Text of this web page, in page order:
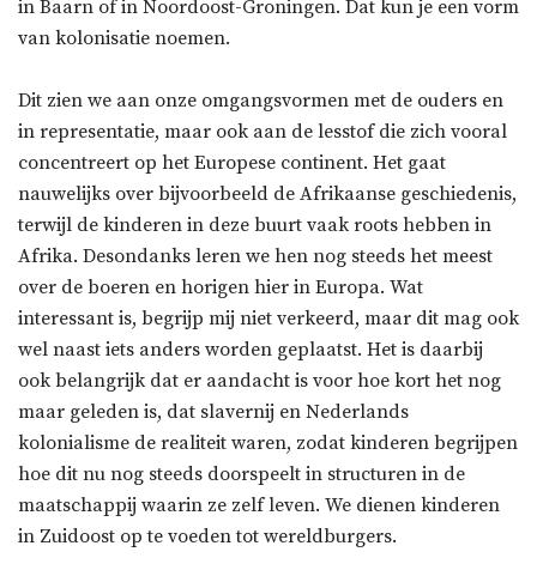
in Baarn of in Noordoost-Groningen. Dat kun je een vorm
van kolonisatie noemen.
Dit zien we aan onze omgangsvormen met de ouders en
in representatie, maar ook aan de lesstof die zich vooral
concentreert op het Europese continent. Het gaat
nauwelijks over bijvoorbeeld de Afrikaanse geschiedenis,
terwijl de kinderen in deze buurt vaak roots hebben in
Afrika. Desondanks leren we hen nog steeds het meest
over de boeren en horigen hier in Europa. Wat
interessant is, begrijp mij niet verkeerd, maar dit mag ook
wel naast iets anders worden geplaatst. Het is daarbij
ook belangrijk dat er aandacht is voor hoe kort het nog
maar geleden is, dat slavernij en Nederlands
kolonialisme de realiteit waren, zodat kinderen begrijpen
hoe dit nu nog steeds doorspeelt in structuren in de
maatschappij waarin ze zelf leven. We dienen kinderen
in Zuidoost op te voeden tot wereldburgers.